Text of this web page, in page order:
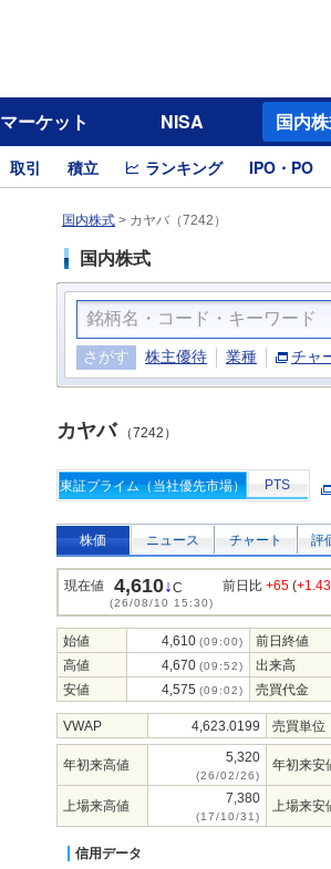
マーケット NISA 国内
取引 積立 ランキング IPO・PO
国内株式 > カヤバ（7242）
国内株式
さがす 株主優待 業種 チャ
カヤバ （7242）
東証プライム（当社優先市場） PTS
株価 ニュース チャート 評
現在値 4,610↓C
(26/08/10 15:30)
前日比 +65 (
始値 4,610 (09:00)
前日終値
高値
4,670 (09:52)
出来高
安値
4,575 (09:02) 売買代金
VWAP 4,623.0199 売買単位
年初来高値 5,320
(26/02/26)
年初来安
上場来高値 7,380
(17/10/31)
上場来安
信用データ